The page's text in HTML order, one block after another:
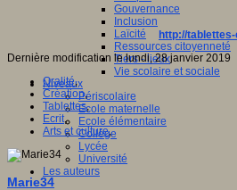
Gouvernance
Inclusion
Laïcité
Ressources citoyenneté
Tiers - lieux
Vie scolaire et sociale
Niveaux
Périscolaire
Ecole maternelle
Ecole élémentaire
Collège
Lycée
Université
Les auteurs
http://
Dernière modification le lundi, 28 janvier 2019
Oralité,
Création,
Tablettes,
Ecrit,
Arts et culture,
Marie34